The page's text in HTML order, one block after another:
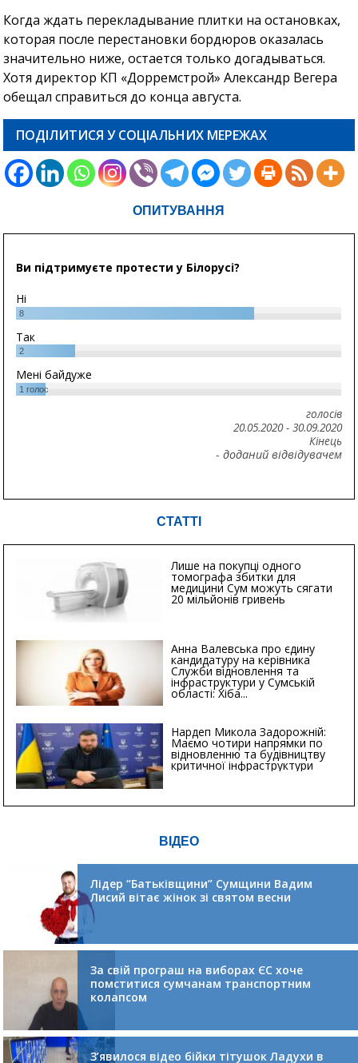
Когда ждать перекладывание плитки на остановках,
которая после перестановки бордюров оказалась
значительно ниже, остается только догадываться.
Хотя директор КП «Дорремстрой» Александр Вегера
обещал справиться до конца августа.
ПОДІЛИТИСЯ У СОЦІАЛЬНИХ МЕРЕЖАХ
ОПИТУВАННЯ
Ви підтримуєте протести у Білорусі?
Ні
8
Так
2
Мені байдуже
1 голос
голосів
20.05.2020- 30.09.2020
Кінець
- доданий відвідувачем
СТАТТІ
Лише на покупці одного
томографа збитки для
медицини Сум можуть сягати
20 мільйонів гривень
Анна Валевська про єдину
кандидатуру на керівника
Служби відновлення та
інфраструктури у Сумській
області: Хіба...
Нардеп Микола Задорожній:
Маємо чотири напрямки по
відновленню та будівництву
критичної інфраструктури
ВІДЕО
Лідер “Батьківщини” Сумщини Вадим
Лисий вітає жінок зі святом весни
За свій програш на виборах ЄС хоче
помститися сумчанам транспортним
колапсом
З’явилося відео бійки тітушок Ладухи в